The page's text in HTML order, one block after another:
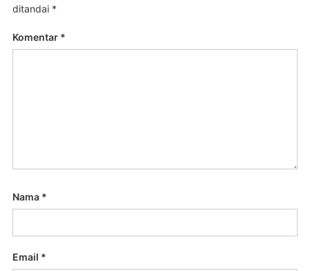
ditandai *
Komentar *
Nama *
Email *